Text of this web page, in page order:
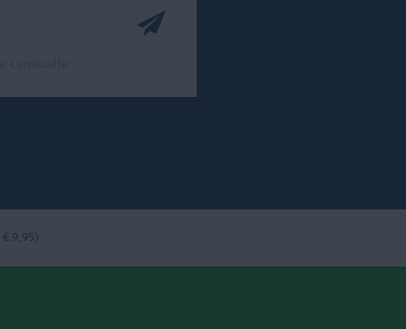
LinkedIn
€ 9,95)